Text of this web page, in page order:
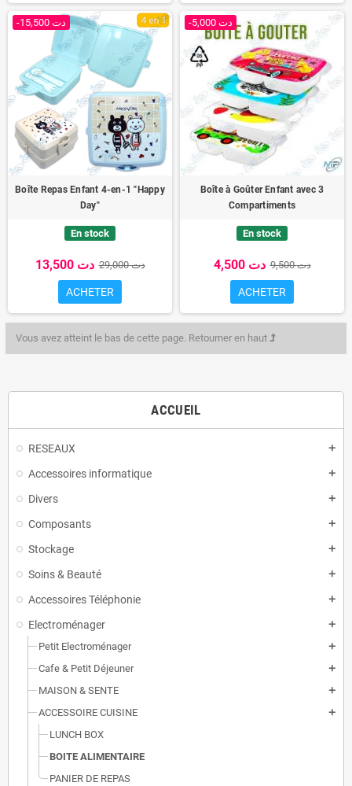
ACCUEIL
RESEAUX add
Accessoires informatique add
Divers add
Composants add
Stockage add
Soins & Beauté add
Accessoires Téléphonie add
Electroménager add
Petit Electroménager add
Cafe & Petit Déjeuner add
MAISON & SENTE add
ACCESSOIRE CUISINE add
LUNCH BOX
BOITE ALIMENTAIRE
PANIER DE REPAS
-15,500 دت
Boîte Repas Enfant 4-en-1 "Happy
Day"
En stock
13,500 دت 29,000 دت
ACHETER
-5,000 دت
Boîte à Goûter Enfant avec 3
Compartiments
En stock
4,500 دت 9,500 دت
ACHETER
Vous avez atteint le bas de cette page. Retourner en haut